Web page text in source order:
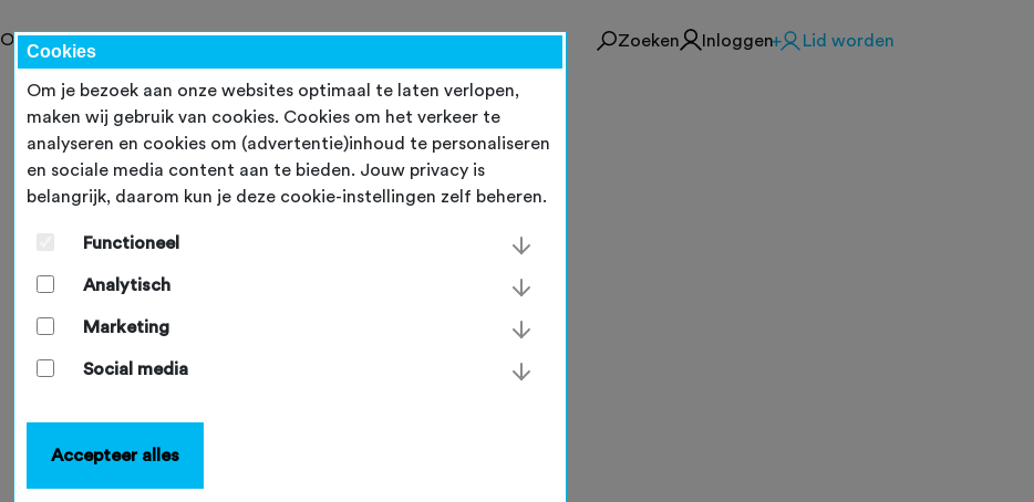
Lid worden
Inloggen
Zoeken
Ons werk
Inloggen
Inloggen
Cookies
Om je bezoek aan onze websites optimaal te laten verlopen,
maken wij gebruik van cookies. Cookies om het verkeer te
analyseren en cookies om (advertentie)inhoud te personaliseren
en sociale media content aan te bieden. Jouw privacy is
belangrijk, daarom kun je deze cookie-instellingen zelf beheren.
Functioneel
Analytisch
Marketing
Social media
Accepteer alles